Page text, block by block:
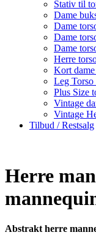
Stativ til
Dame
Dame
Dame
Dame
Herre
Kort
Leg Torso
Plus Size
Vintage
Vintage
Tilbud / Restsalg
Herre
Abstrakt herre